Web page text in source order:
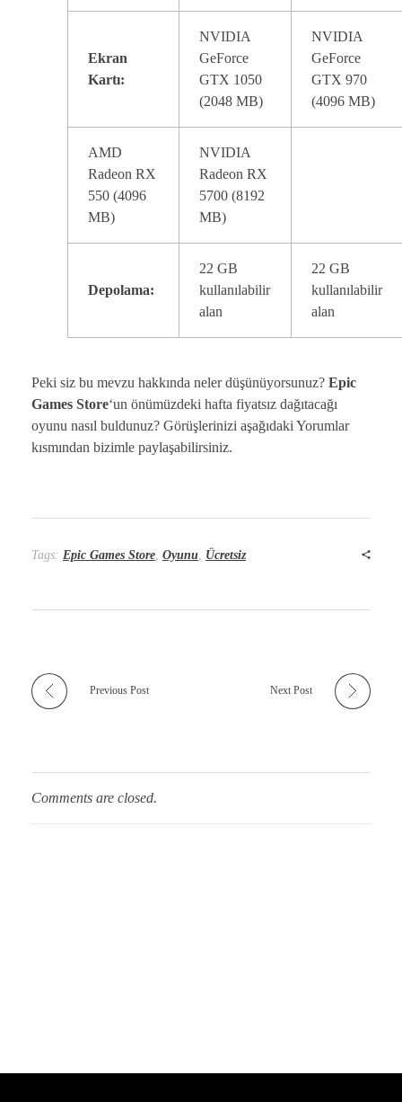
Ekran
Kartı:
NVIDIA
GeForce
GTX 1050
(2048 MB)
NVIDIA
GeForce
GTX 970
(4096 MB)
AMD
Radeon RX
550 (4096
MB)
NVIDIA
Radeon RX
5700 (8192
MB)
Depolama:
22 GB
kullanılabilir
alan
22 GB
kullanılabilir
alan
Peki siz bu mevzu hakkında neler düşünüyorsunuz? Epic
Games Store‘un önümüzdeki hafta fiyatsız dağıtacağı
oyunu nasıl buldunuz? Görüşlerinizi aşağıdaki Yorumlar
kısmından bizimle paylaşabilirsiniz.
Tags: Epic Games Store, Oyunu, Ücretsiz
Previous Post Next Post
Comments are closed.